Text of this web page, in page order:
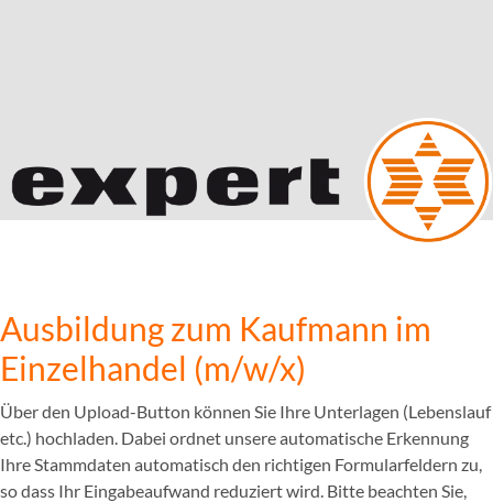
Ausbildung zum Kaufmann im
Einzelhandel (m/w/x)
Über den Upload-Button können Sie Ihre Unterlagen (Lebenslauf
etc.) hochladen. Dabei ordnet unsere automatische Erkennung
Ihre Stammdaten automatisch den richtigen Formularfeldern zu,
so dass Ihr Eingabeaufwand reduziert wird. Bitte beachten Sie,